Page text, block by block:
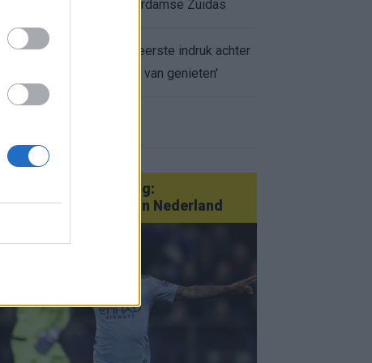
appartement op Amsterdamse Zuidas
Marcos Leonardo laat eerste indruk achter
bij Ajax: 'Hier gaan fans van genieten'
Van Götze tot Sterling:
statementtransfers in Nederland